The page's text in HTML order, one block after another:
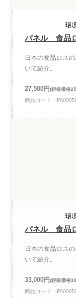
環
パネル 食品
日本の食品ロス
いて紹介。
27,500円(税抜価格
商品コード：
環
パネル 食品
日本の食品ロス
いて紹介。
33,000円(税抜価格
商品コード：